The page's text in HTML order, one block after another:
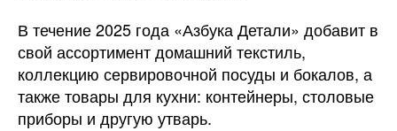
В течение 2025 года «Азбука Детали» добавит в
свой ассортимент домашний текстиль,
коллекцию сервировочной посуды и бокалов, а
также товары для кухни: контейнеры, столовые
приборы и другую утварь.